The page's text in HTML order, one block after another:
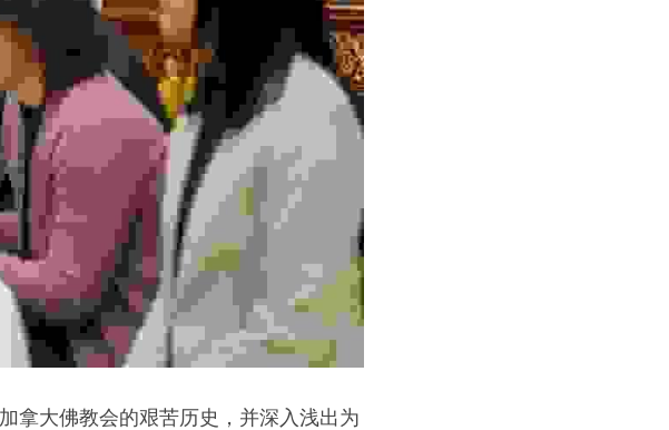
拿大佛教会的艰苦历史，并深入浅出为